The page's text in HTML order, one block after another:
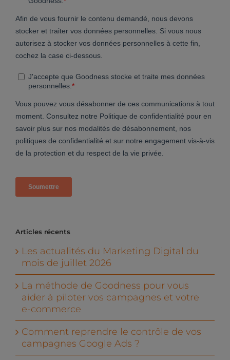
Articles récents
Les actualités du Marketing Digital du
mois de juillet 2026
La méthode de Goodness pour vous
aider à piloter vos campagnes et votre
e-commerce
Comment reprendre le contrôle de vos
campagnes Google Ads ?